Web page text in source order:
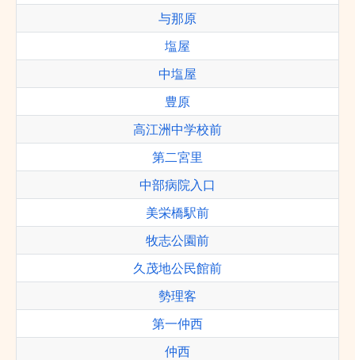
与那原
塩屋
中塩屋
豊原
高江洲中学校前
第二宮里
中部病院入口
美栄橋駅前
牧志公園前
久茂地公民館前
勢理客
第一仲西
仲西